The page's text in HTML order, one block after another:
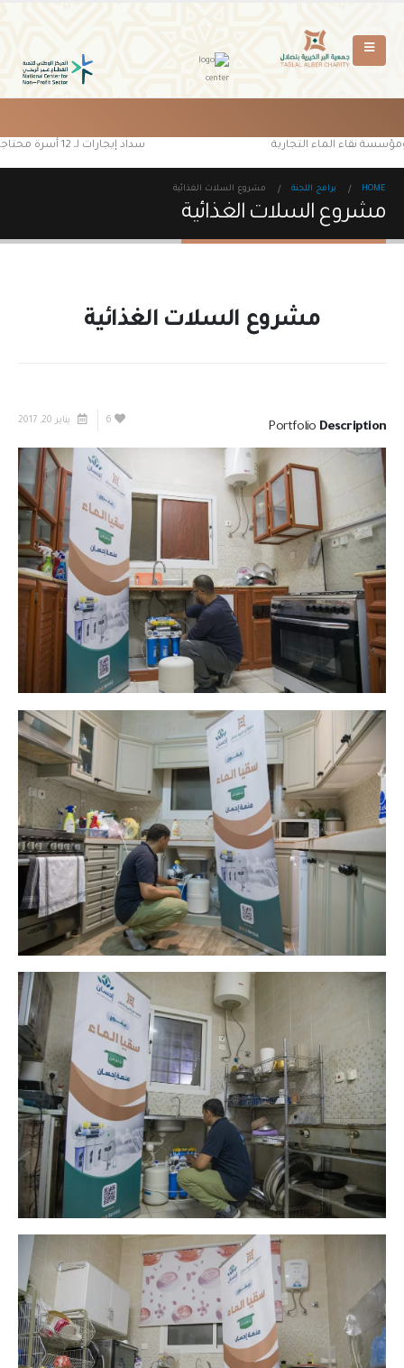
سداد إيجارات لـ 12 أسرة محتاجة من مستفيدي جمعية البر الخيرية بتصلال ومؤسسة نقاء الماء التجارية
HOME برامج اللجنة مشروع السلات الغذائية
مشروع السلات الغذائية
مشروع السلات الغذائية
Portfolio Description
6 يناير 20, 2017